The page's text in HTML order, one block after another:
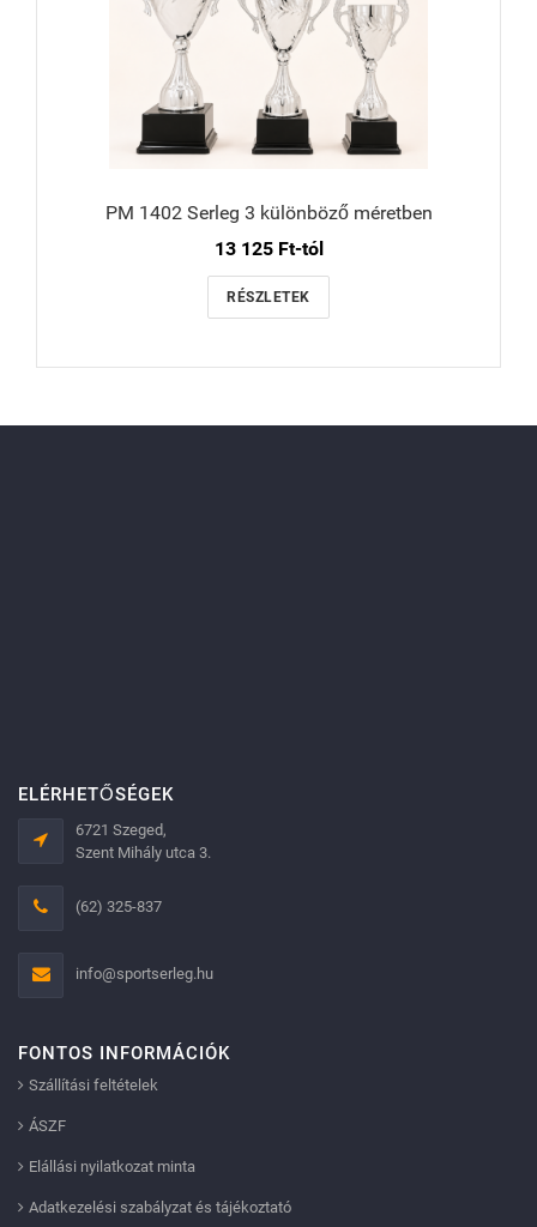
PM 1402 Serleg 3 különböző méretben
13 125 Ft-tól
RÉSZLETEK
ELÉRHETŐSÉGEK
6721 Szeged,
Szent Mihály utca 3.
(62) 325-837
info@sportserleg.hu
FONTOS INFORMÁCIÓK
Szállítási feltételek
ÁSZF
Elállási nyilatkozat minta
Adatkezelési szabályzat és tájékoztató